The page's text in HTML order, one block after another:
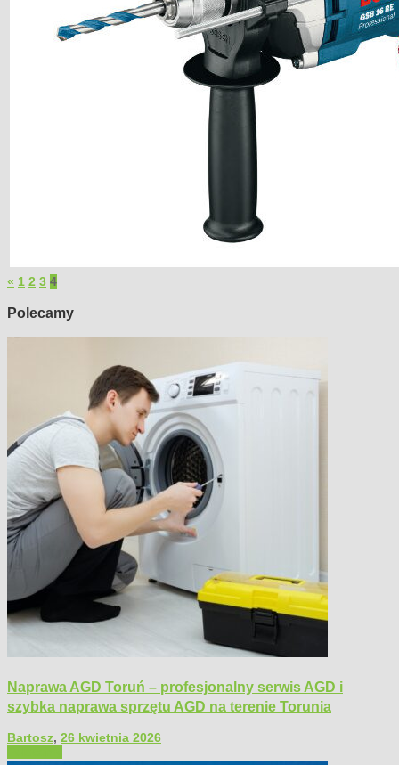
« 1 2 3 4
Polecamy
Naprawa AGD Toruń – profesjonalny serwis AGD i
szybka naprawa sprzętu AGD na terenie Torunia
Bartosz, 26 kwietnia 2026